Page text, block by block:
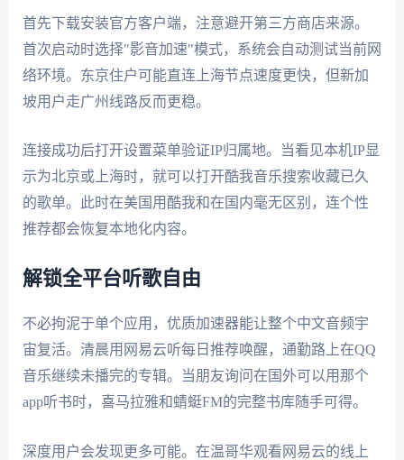
首先下载安装官方客户端，注意避开第三方商店来源。
首次启动时选择"影音加速"模式，系统会自动测试当前网
络环境。东京住户可能直连上海节点速度更快，但新加
坡用户走广州线路反而更稳。
连接成功后打开设置菜单验证IP归属地。当看见本机IP显
示为北京或上海时，就可以打开酷我音乐搜索收藏已久
的歌单。此时在美国用酷我和在国内毫无区别，连个性
推荐都会恢复本地化内容。
解锁全平台听歌自由
不必拘泥于单个应用，优质加速器能让整个中文音频宇
宙复活。清晨用网易云听每日推荐唤醒，通勤路上在QQ
音乐继续未播完的专辑。当朋友询问在国外可以用那个
app听书时，喜马拉雅和蜻蜓FM的完整书库随手可得。
深度用户会发现更多可能。在温哥华观看网易云的线上